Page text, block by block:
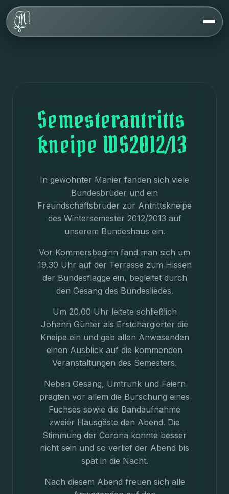
Über uns
Werte
FAQ
Veranstaltungen
Kontakt
Semesterantritts
kneipe WS2012/13
In gewohnter Manier fanden sich viele
Bundesbrüder und ein
Freundschaftsbruder zur Antrittskneipe
des Wintersemester 2012/2013 auf
unserem Bundeshaus ein.
Vor Kommersbeginn fand man sich um
19.30 Uhr auf der Terrasse zum Hissen
der Bundesflagge ein, begleitet durch
den Gesang des Bundesliedes.
Um 20.00 Uhr leitete schließlich
Johann Günter als Erstchargierter die
Kneipe ein und gab allen Anwesenden
einen Ausblick auf die kommenden
Veranstaltungen des Semesters.
Neben Gesang, Umtrunk und Feiern
prägten vor allem die Burschung eines
Fuchses sowie die Bandaufnahme
zweier Hausgäste den Abend. Die
Stimmung der Corona konnte besser
nicht sein und so verlief der Abend bis
spät in die Nacht.
Nach diesem Abend freuen sich alle